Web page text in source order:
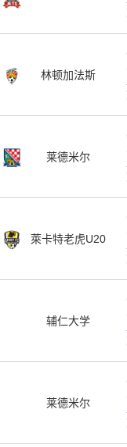
林顿加法斯
莱德米尔
萊卡特老虎U20
辅仁大学
莱德米尔